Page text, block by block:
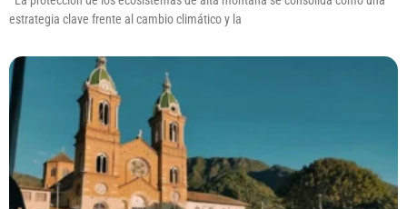
estrategia clave frente al cambio climático y la